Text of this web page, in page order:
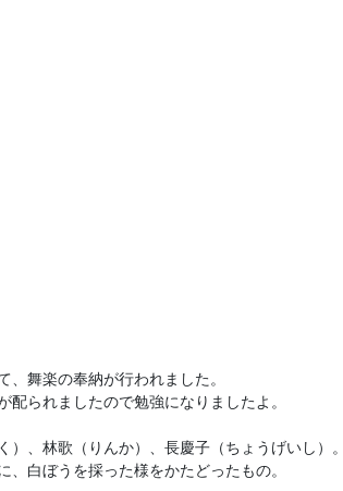
舞楽の奉納が行われました。
られましたので勉強になりましたよ。
、林歌（りんか）、長慶子（ちょうげいし）。
白ぼうを採った様をかたどったもの。